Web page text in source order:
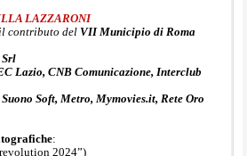
LAZZARONI
contributo del VII Municipio di Roma
Srl
Lazio, CNB Comunicazione, Interclub
Soft, Metro, Mymovies.it, Rete Oro
:
2024”)